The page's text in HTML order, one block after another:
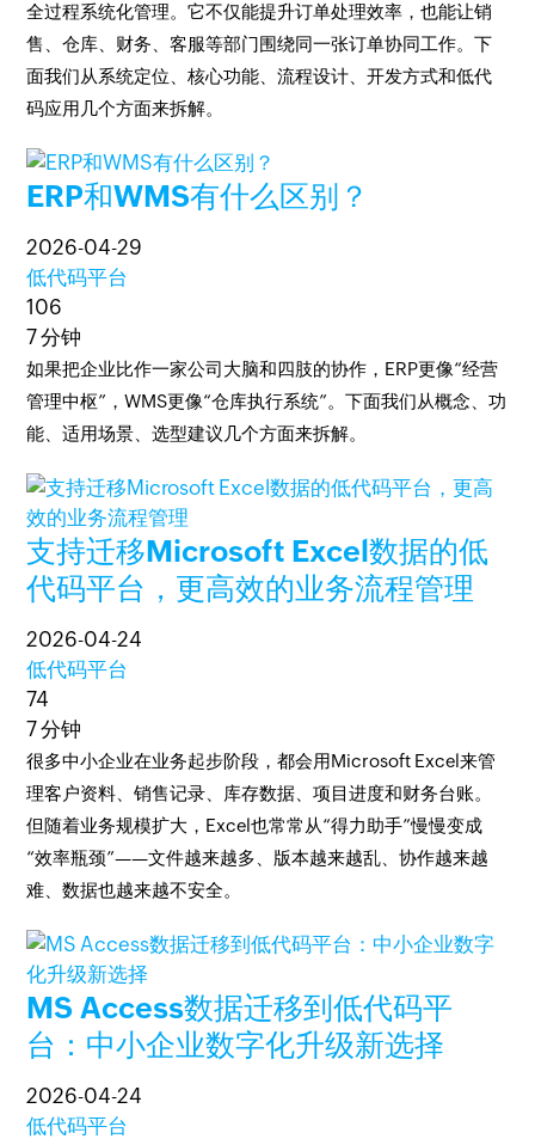
全过程系统化管理。它不仅能提升订单处理效率，也能让销
售、仓库、财务、客服等部门围绕同一张订单协同工作。下
面我们从系统定位、核心功能、流程设计、开发方式和低代
码应用几个方面来拆解。
ERP和WMS有什么区别？
2026-04-29
低代码平台
106
7 分钟
如果把企业比作一家公司大脑和四肢的协作，ERP更像“经营
管理中枢”，WMS更像“仓库执行系统”。下面我们从概念、功
能、适用场景、选型建议几个方面来拆解。
支持迁移Microsoft Excel数据的低
代码平台，更高效的业务流程管理
2026-04-24
低代码平台
74
7 分钟
很多中小企业在业务起步阶段，都会用Microsoft Excel来管
理客户资料、销售记录、库存数据、项目进度和财务台账。
但随着业务规模扩大，Excel也常常从“得力助手”慢慢变成
“效率瓶颈”——文件越来越多、版本越来越乱、协作越来越
难、数据也越来越不安全。
MS Access数据迁移到低代码平
台：中小企业数字化升级新选择
2026-04-24
低代码平台